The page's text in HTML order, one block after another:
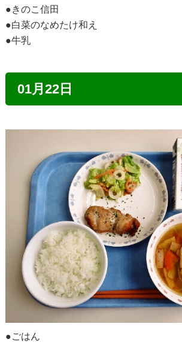
●きのこ信田
●白菜のなめたけ和え
●牛乳
01月22日
●ごはん